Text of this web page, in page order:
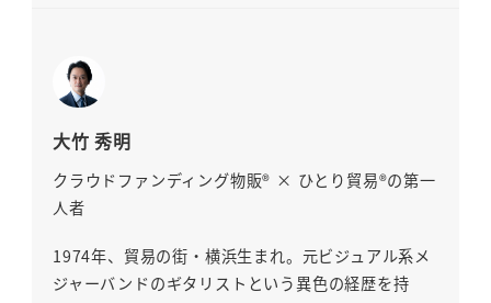
大竹 秀明
クラウドファンディング物販® × ひとり貿易®の第一
人者
1974年、貿易の街・横浜生まれ。元ビジュアル系メ
ジャーバンドのギタリストという異色の経歴を持